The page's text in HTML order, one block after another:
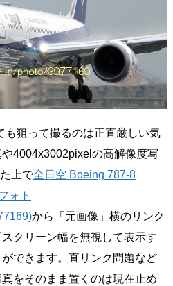
も狙って撮るのは正直厳しい気
4004x3002pixelの高解像度写
上で全日空 Boeing 787-8
ォト
から「元画像」横のリンク
クリーン幅を無視して表示す
できます。直リンク問題など
をそのまま置くのは現在止め